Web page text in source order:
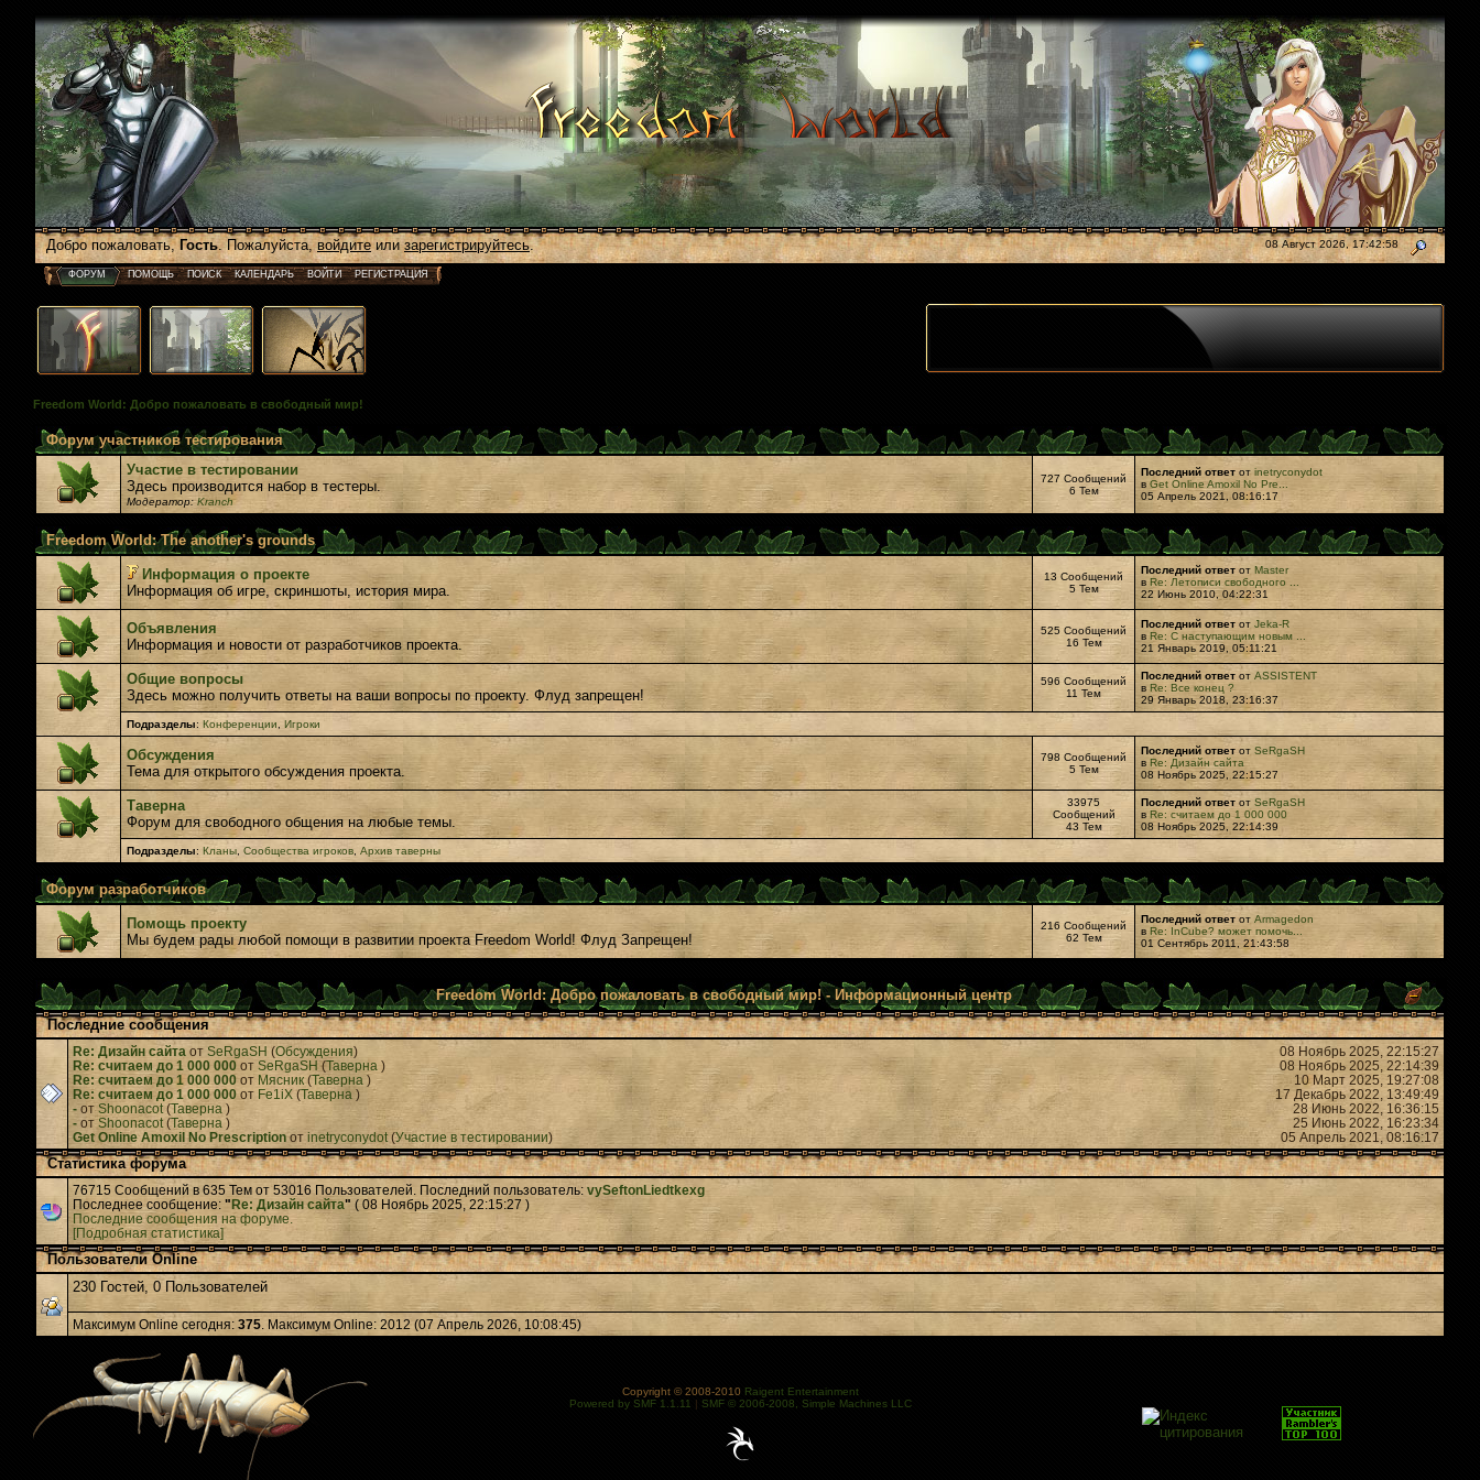
Добро пожаловать, Гость. Пожалуйста,войдитеилизарегистрируйтесь. 08 Август 2026, 17:42:58
ФОРУМ ПОМОЩЬ ПОИСК КАЛЕНДАРЬ ВОЙТИ РЕГИСТРАЦИЯ
Freedom World: Добро пожаловать в свободный мир!
Форум участников тестирования
Участие в тестировании
Здесь производится набор в тестеры.
Модератор:Kranch
727 Сообщений
6 Тем
Последний ответ от inetryconydot
в Get Online Amoxil No Pre...
05 Апрель 2021, 08:16:17
Freedom World: The another's grounds
Информация о проекте
Информация об игре, скриншоты, история мира.
13 Сообщений
5 Тем
Последний ответ от Master
в Re: Летописи свободного ...
22 Июнь 2010, 04:22:31
Объявления
Информация и новости от разработчиков проекта.
525 Сообщений
16 Тем
Последний ответ от Jeka-R
в Re: С наступающим новым ...
21 Январь 2019, 05:11:21
Общие вопросы
Здесь можно получить ответы на ваши вопросы по проекту. Флуд запрещен!
596 Сообщений
11 Тем
Последний ответ от ASSISTENT
в Re: Все конец ?
29 Январь 2018, 23:16:37
Подразделы: Конференции Игроки
Обсуждения
Тема для открытого обсуждения проекта.
798 Сообщений
5 Тем
Последний ответ от SeRgaSH
в Re: Дизайн сайта
08 Ноябрь 2025, 22:15:27
Таверна
Форум для свободного общения на любые темы.
33975
Сообщений
43 Тем
Последний ответ от SeRgaSH
в Re: считаем до 1 000 000
08 Ноябрь 2025, 22:14:39
Подразделы: Кланы Сообщества игроков Архив таверны
Форум разработчиков
Помощь проекту
Мы будем рады любой помощи в развитии проекта Freedom World! Флуд Запрещен!
216 Сообщений
62 Тем
Последний ответ от Armagedon
в Re: InCube? может помочь...
01 Сентябрь 2011, 21:43:58
Freedom World: Добро пожаловать в свободный мир! - Информационный центр
Последние сообщения
Re: Дизайн сайта от SeRgaSH (Обсуждения)
08 Ноябрь 2025, 22:15:27
Re: считаем до 1 000 000 от SeRgaSH (Таверна )
08 Ноябрь 2025, 22:14:39
Re: считаем до 1 000 000 от Мясник (Таверна )
10 Март 2025, 19:27:08
Re: считаем до 1 000 000 от Fe1iX (Таверна )
17 Декабрь 2022, 13:49:49
- отShoonacot(Таверна )
28 Июнь 2022, 16:36:15
- отShoonacot(Таверна )
25 Июнь 2022, 16:23:34
Get Online Amoxil No Prescriptionот inetryconydot(Участие в тестировании) 05 Апрель 2021, 08:16:17
Статистика форума
76715 Сообщений в 635 Тем от 53016 Пользователей. Последний пользователь: vySeftonLiedtkexg
Последнее сообщение: "Re: Дизайн сайта" ( 08 Ноябрь 2025, 22:15:27 )
Последние сообщения на форуме.
[Подробная статистика]
Пользователи Online
230 Гостей, 0 Пользователей
Максимум Online сегодня: 375 . Максимум Online: 2012 (07 Апрель 2026, 10:08:45)
Copyright © 2008-2010 Raigent Entertainment
Powered by SMF 1.1.11 | SMF © 2006-2008, Simple Machines LLC